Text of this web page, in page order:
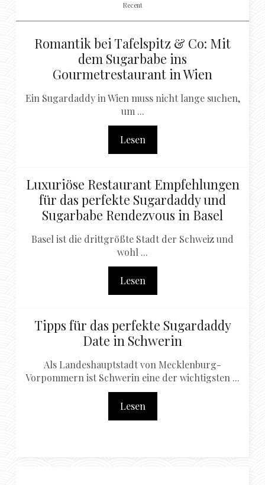
Recent
Romantik bei Tafelspitz & Co: Mit
dem Sugarbabe ins
Gourmetrestaurant in Wien
Ein Sugardaddy in Wien muss nicht lange suchen,
um ...
Lesen
Luxuriöse Restaurant Empfehlungen
für das perfekte Sugardaddy und
Sugarbabe Rendezvous in Basel
Basel ist die drittgrößte Stadt der Schweiz und
wohl ...
Lesen
Tipps für das perfekte Sugardaddy
Date in Schwerin
Als Landeshauptstadt von Mecklenburg-
Vorpommern ist Schwerin eine der wichtigsten ...
Lesen